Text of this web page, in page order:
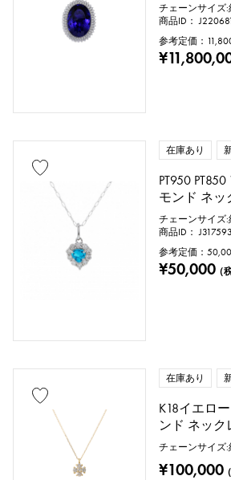
チェーンサイズ:
商品ID： J220681
参考定価：
在庫あり
PT950
モンド ネッ
チェーンサイズ:
商品ID： J317593
参考定価：
¥50,000（
在庫あり
K18イエロ
ンド ネック
チェーンサイズ:
¥100,000